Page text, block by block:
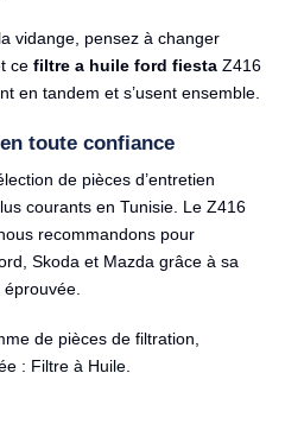
vidange, pensez à changer
ce filtre a huile ford fiesta Z416
en tandem et s’usent ensemble.
toute confiance
de pièces d’entretien
courants en Tunisie. Le Z416
recommandons pour
Skoda et Mazda grâce à sa
de pièces de filtration,
: Filtre à Huile